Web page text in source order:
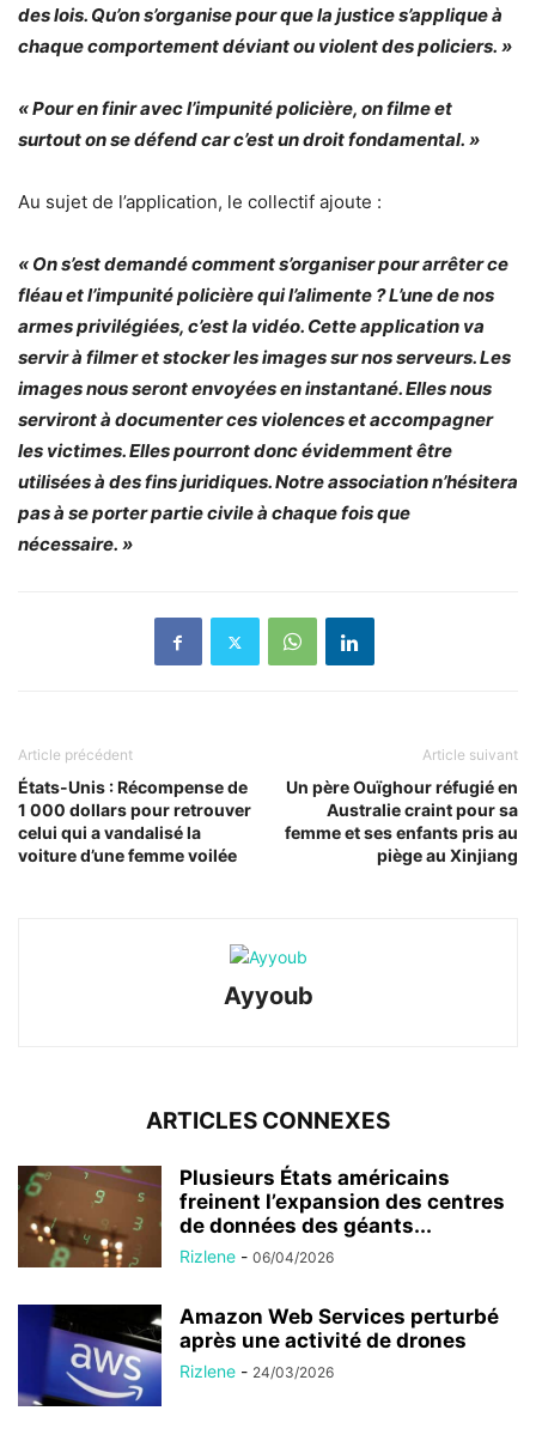
des lois. Qu’on s’organise pour que la justice s’applique à
chaque comportement déviant ou violent des policiers. »
« Pour en finir avec l’impunité policière, on filme et
surtout on se défend car c’est un droit fondamental. »
Au sujet de l’application, le collectif ajoute :
« On s’est demandé comment s’organiser pour arrêter ce
fléau et l’impunité policière qui l’alimente ? L’une de nos
armes privilégiées, c’est la vidéo. Cette application va
servir à filmer et stocker les images sur nos serveurs. Les
images nous seront envoyées en instantané. Elles nous
serviront à documenter ces violences et accompagner
les victimes. Elles pourront donc évidemment être
utilisées à des fins juridiques. Notre association n’hésitera
pas à se porter partie civile à chaque fois que
nécessaire. »
Article précédent
États-Unis : Récompense de
1 000 dollars pour retrouver
celui qui a vandalisé la
voiture d’une femme voilée
Article suivant
Un père Ouïghour réfugié en
Australie craint pour sa
femme et ses enfants pris au
piège au Xinjiang
Ayyoub
ARTICLES CONNEXES
Plusieurs États américains
freinent l’expansion des centres
de données des géants...
Rizlene - 06/04/2026
Amazon Web Services perturbé
après une activité de drones
Rizlene - 24/03/2026